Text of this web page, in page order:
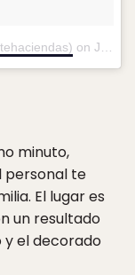
on Jan 1, 2016 at 8:25am PST
minuto,
personal te
El lugar es
un resultado
y el decorado